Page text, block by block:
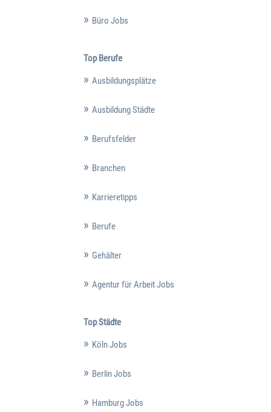
Büro Jobs
Top Berufe
Ausbildungsplätze
Ausbildung Städte
Berufsfelder
Branchen
Karrieretipps
Berufe
Gehälter
Agentur für Arbeit Jobs
Top Städte
Köln Jobs
Berlin Jobs
Hamburg Jobs